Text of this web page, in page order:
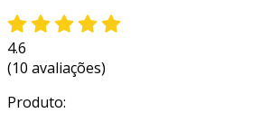
4.6
(10 avaliações)
Produto: